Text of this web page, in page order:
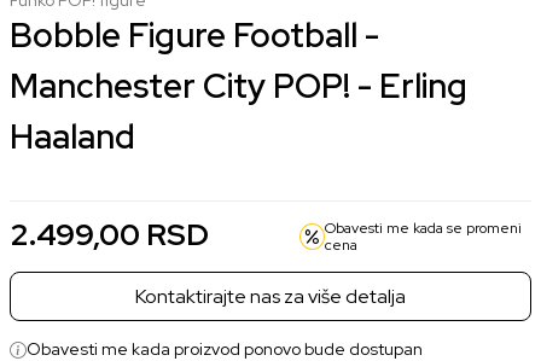
Bobble Figure Football -
Manchester City POP! - Erling
Haaland
2.499,00 RSD
Obavesti me kada se promeni
cena
Kontaktirajte nas za više detalja
Obavesti me kada proizvod ponovo bude dostupan